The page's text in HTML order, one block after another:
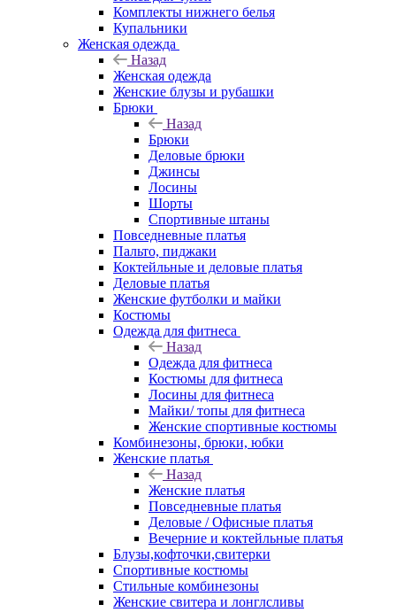
Комплекты нижнего белья
Купальники
Женская одежда
Назад
Женская одежда
Женские блузы и рубашки
Брюки
Назад
Брюки
Деловые брюки
Джинсы
Лосины
Шорты
Спортивные штаны
Повседневные платья
Пальто, пиджаки
Коктейльные и деловые платья
Деловые платья
Женские футболки и майки
Костюмы
Одежда для фитнеса
Назад
Одежда для фитнеса
Костюмы для фитнеса
Лосины для фитнеса
Майки/ топы для фитнеса
Женские спортивные костюмы
Комбинезоны, брюки, юбки
Женские платья
Назад
Женские платья
Повседневные платья
Деловые / Офисные платья
Вечерние и коктейльные платья
Блузы,кофточки,свитерки
Спортивные костюмы
Стильные комбинезоны
Женские свитера и лонглсливы